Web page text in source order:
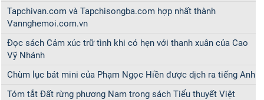
Tapchivan.com và Tapchisongba.com hợp nhất thành
Vannghemoi.com.vn
Đọc sách Cảm xúc trữ tình khi có hẹn với thanh xuân của Cao
Vỹ Nhánh
Chùm lục bát mini của Phạm Ngọc Hiền được dịch ra tiếng Anh
Tóm tắt Đất rừng phương Nam trong sách Tiểu thuyết Việt